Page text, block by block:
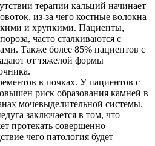
терапии кальций начинает
из-за чего костные волокна
и хрупкими. Пациенты,
часто сталкиваются с
Также более 85% пациентов с
от тяжелой формы
в почках. У пациентов с
риск образования камней в
мочевыделительной системы.
заключается в том, что
протекать совершенно
чего патология будет